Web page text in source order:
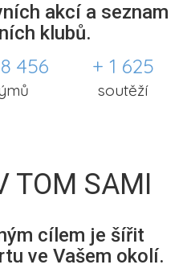
akcí a seznam
klubů.
456 + 1 625
soutěží
TOM SAMI
cílem je šířit
ve Vašem okolí.